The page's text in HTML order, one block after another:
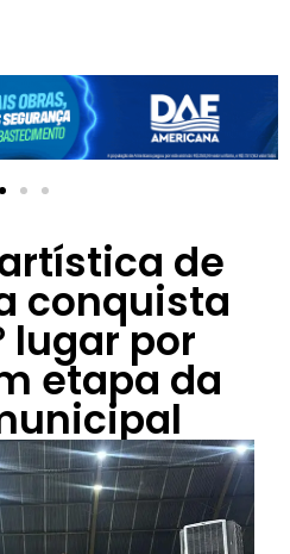
de
conquista
lugar por
etapa da